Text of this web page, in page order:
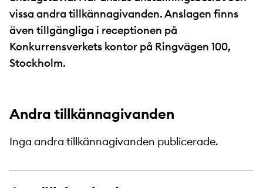
vissa andra tillkännagivanden. Anslagen finns
även tillgängliga i receptionen på
Konkurrensverkets kontor på Ringvägen 100,
Stockholm.
Andra tillkännagivanden
Inga andra tillkännagivanden publicerade.